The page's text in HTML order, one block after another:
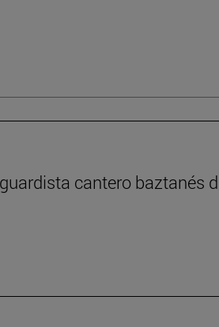
cantero baztanés